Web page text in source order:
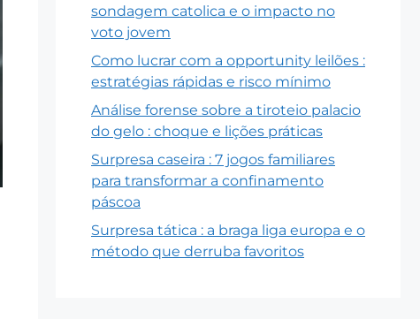
sondagem catolica e o impacto no
voto jovem
Como lucrar com a opportunity leilões :
estratégias rápidas e risco mínimo
Análise forense sobre a tiroteio palacio
do gelo : choque e lições práticas
Surpresa caseira : 7 jogos familiares
para transformar a confinamento
páscoa
Surpresa tática : a braga liga europa e o
método que derruba favoritos